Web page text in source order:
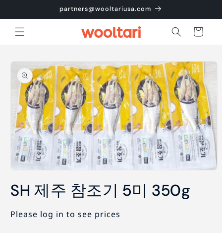
뛰기
partners@wooltariusa.com
카
트
제품 정
보로 건
너뛰기
에
미
디
SH 제주 참조기 5미 350g
Please log in to see prices